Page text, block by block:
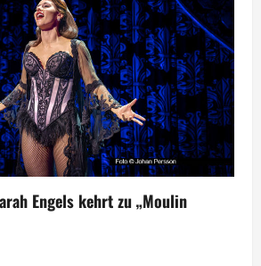
Engels kehrt zu „Moulin